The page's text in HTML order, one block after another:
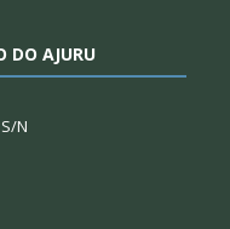
DO AJURU
N